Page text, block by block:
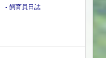
- 飼育員日誌